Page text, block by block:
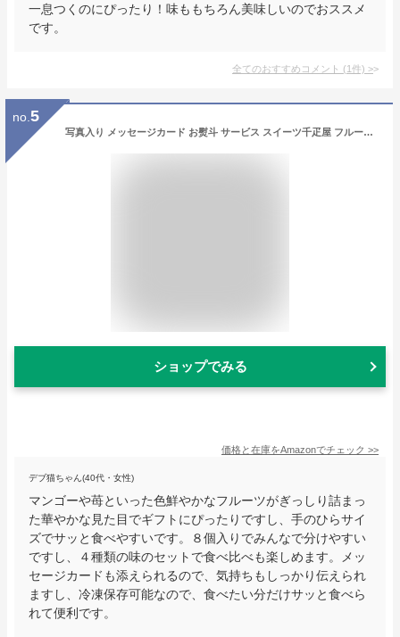
一息つくのにぴったり！味ももちろん美味しいのでおススメ
です。
全てのおすすめコメント (1件) >
no. 5
写真入り メッセージカード お熨斗 サービス スイーツ千疋屋 フルーツ タルト ケーキ お菓子 洋菓子 詰め合わせ 出産内祝い 結婚内祝い 内祝い お返し ギフトセット (SK)
ショップでみる
価格と在庫をAmazonでチェック >>
デブ猫ちゃん(40代・女性)
マンゴーや苺といった色鮮やかなフルーツがぎっしり詰まっ
た華やかな見た目でギフトにぴったりですし、手のひらサイ
ズでサッと食べやすいです。８個入りでみんなで分けやすい
ですし、４種類の味のセットで食べ比べも楽しめます。メッ
セージカードも添えられるので、気持ちもしっかり伝えられ
ますし、冷凍保存可能なので、食べたい分だけサッと食べら
れて便利です。